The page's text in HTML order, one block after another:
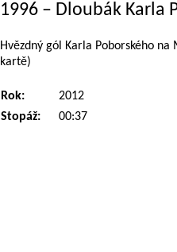
1996 – Dloubák Karla
Hvězdný gól Karla Poborského
kartě)
Rok:
2012
Stopáž:
00:37